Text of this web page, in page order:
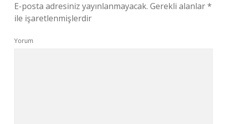
E-posta adresiniz yayınlanmayacak. Gerekli alanlar*
ile işaretlenmişlerdir
Yorum